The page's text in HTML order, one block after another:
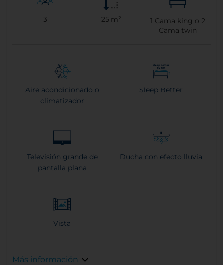
3 25 m² 1 Cama king o 2
Cama twin
Aire acondicionado o
climatizador
Sleep Better
Televisión grande de
pantalla plana
Ducha con efecto lluvia
Vista
Más información